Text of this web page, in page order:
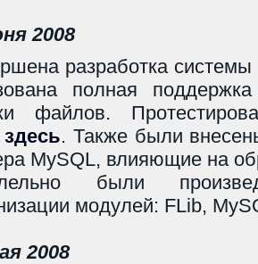
2008
разработка
полная
файлов.
здесь. Также были
MySQL, влияющие на
были
модулей: FLib,
2008